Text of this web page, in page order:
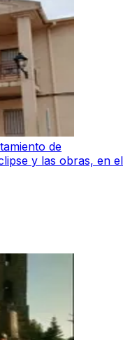
de
y las obras, en el